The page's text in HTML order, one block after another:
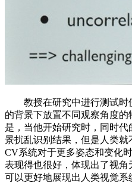
教授在研究中进行测试时
的背景下放置不同观察角度
是，当他开始研究时，同时
景扰乱识别结果，但是人类就
CV系统对于更多姿态和变化
表现得也很好，体现出了视
可以更好地展现出人类视觉系